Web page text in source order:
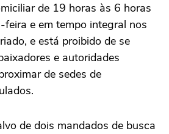
de 19 horas às 6 horas
e em tempo integral nos
e está proibido de se
e autoridades
de sedes de
de dois mandados de busca